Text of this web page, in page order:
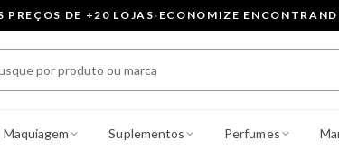
PREÇOS DE +20 LOJAS· ECONOMIZE
Maquiagem Suplementos Perfumes